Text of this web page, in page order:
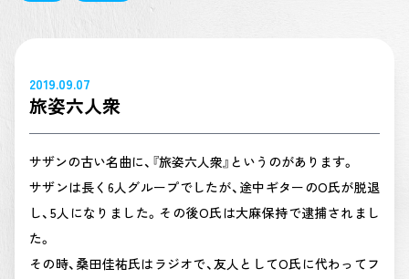
2019.09.07
旅姿六人衆
サザンの古い名曲に、『旅姿六人衆』というのがあります。
サザンは長く6人グループでしたが、途中ギターのO氏が脱退
し、5人になりました。その後O氏は大麻保持で逮捕されまし
た。
その時、桑田佳祐氏はラジオで、友人としてO氏に代わってフ